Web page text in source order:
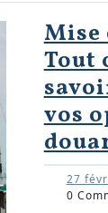
Mise
Tout
vos
27
0